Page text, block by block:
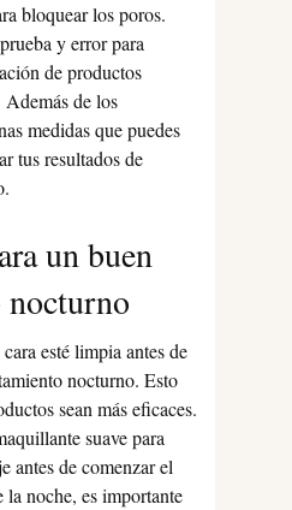
bloquear los poros.
y error para
de productos
de los
medidas que puedes
tus resultados de
un buen
esté limpia antes de
nocturno. Esto
sean más eficaces.
suave para
antes de comenzar el
noche, es importante